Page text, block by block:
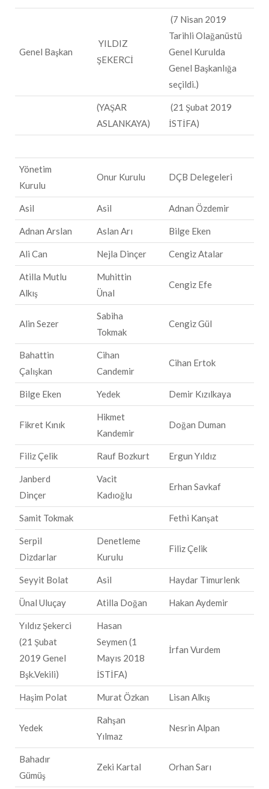
Genel Başkan
YILDIZ
ŞEKERCİ
(7 Nisan 2019
Tarihli Olağanüstü
Genel Kurulda
Genel Başkanlığa
seçildi.)
(YAŞAR
ASLANKAYA)
(21 Şubat 2019
İSTİFA)
Yönetim
Kurulu
Onur Kurulu DÇB Delegeleri
Asil Asil Adnan Özdemir
Adnan Arslan Aslan Arı Bilge Eken
Ali Can Nejla Dinçer Cengiz Atalar
Atilla Mutlu
Alkış
Muhittin
Ünal
Cengiz Efe
Alin Sezer
Sabiha
Tokmak
Cengiz Gül
Bahattin
Çalışkan
Cihan
Candemir
Cihan Ertok
Bilge Eken Yedek Demir Kızılkaya
Fikret Kınık
Hikmet
Kandemir
Doğan Duman
Filiz Çelik Rauf Bozkurt Ergun Yıldız
Janberd
Dinçer
Vacit
Kadıoğlu
Erhan Savkaf
Samit Tokmak Fethi Kanşat
Serpil
Dizdarlar
Denetleme
Kurulu
Filiz Çelik
Seyyit Bolat Asil Haydar Timurlenk
Ünal Uluçay Atilla Doğan Hakan Aydemir
Yıldız Şekerci
(21 Şubat
2019 Genel
Bşk.Vekili)
Hasan
Seymen (1
Mayıs 2018
İSTİFA)
İrfan Vurdem
Haşim Polat Murat Özkan Lisan Alkış
Yedek
Rahşan
Yılmaz
Nesrin Alpan
Bahadır
Gümüş
Zeki Kartal Orhan Sarı